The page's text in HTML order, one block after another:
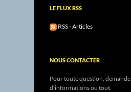
LE FLUX RSS
RSS - Articles
NOUS CONTACTER
Pour toute question, demande
d’informations ou tout